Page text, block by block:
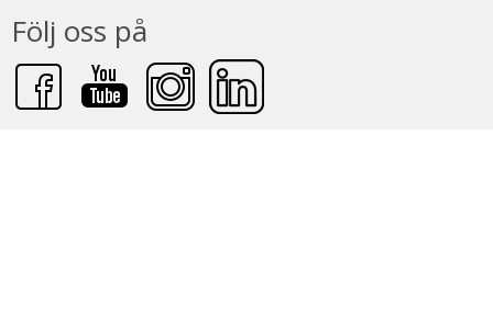
Följ oss på